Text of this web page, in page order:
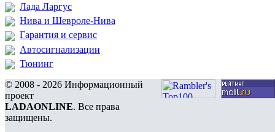
Лада Ларгус
Нива и Шевроле-Нива
Гарантия и сервис
Автосигнализации
Тюнинг
© 2008 - 2026 Информационный
проект
LADAONLINE. Все права
защищены.